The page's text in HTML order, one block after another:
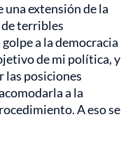
una extensión de la
terribles
a la democracia
de mi política, y
las posiciones
a la
A eso se